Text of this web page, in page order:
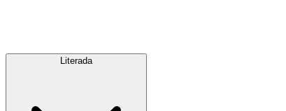
Literada